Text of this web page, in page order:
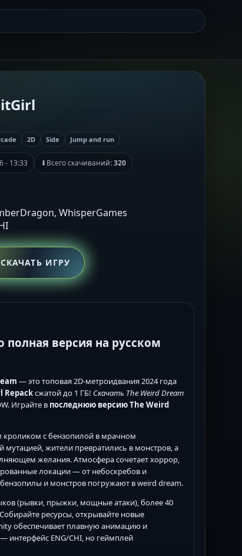
2D Side Jump and run
- 13:33 ⬇Всего скачиваний:320
WhisperGames
СКАЧАТЬ ИГРУ
полная версия на русском
— это топовая 2D-метроидвания 2024 года
Repackсжатой до 1 ГБ! Скачать The Weird Dream
Играйте в последнюю версию The Weird
кроликом с бензопилой в мрачном
жители превратились в монстров, а
желания. Атмосфера сочетает хоррор,
локации — от небоскребов и
и монстров погружают в weird dream.
(рывки, прыжки, мощные атаки), более 40
ресурсы, открывайте новые
обеспечивает плавную анимацию и
— интерфейс ENG/CHI, но геймплей